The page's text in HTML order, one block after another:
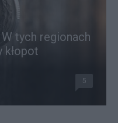
W tych regionach
kłopot
5